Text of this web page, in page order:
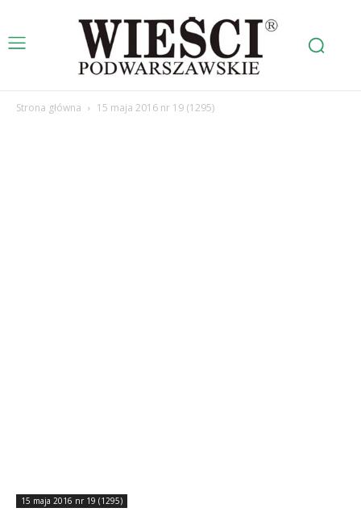
Strona główna 15 maja 2016 nr 19 (1295)
15 maja 2016 nr 19 (1295)